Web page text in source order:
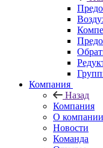
Компания
Назад
Компания
О компании
Новости
Команда